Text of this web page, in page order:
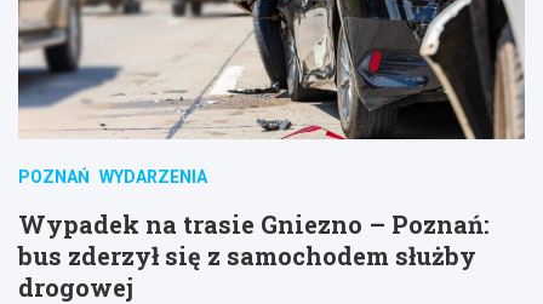
POZNAŃ WYDARZENIA
Wypadek na trasie Gniezno – Poznań:
bus zderzył się z samochodem służby
drogowej